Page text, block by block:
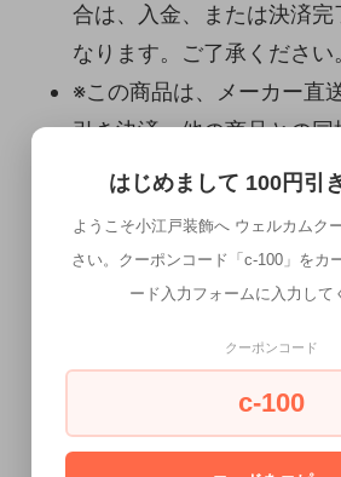
合は、入金、または決済完
なります。ご了承ください
※この商品は、メーカー直
引き決済、他の商品との
けません。
取り置きが可能です。(決
品に限ります。) 是非お申
更等はお受けできません。
※購入時システム上180日
ですが、こちらの使用品は
はじめまして 100円引
ようこそ小江戸装飾へ ウェルカムク
さい。クーポンコード「c-100」をカ
ード入力フォームに入力して
クーポンコード
c-100